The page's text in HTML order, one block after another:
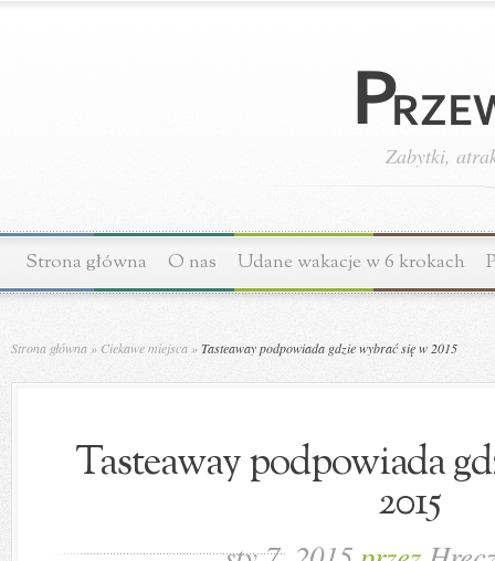
Zabytki,
Strona główna O nas Udane wakacje w 6 krokach
Strona główna » Ciekawe miejsca »Tasteaway podpowiada gdzie wybrać się w 2015
Tasteaway podpowiada
2015